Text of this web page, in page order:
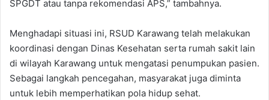
SPGDT atau tanpa rekomendasi APS,” tambahnya.
Menghadapi situasi ini, RSUD Karawang telah melakukan
koordinasi dengan Dinas Kesehatan serta rumah sakit lain
di wilayah Karawang untuk mengatasi penumpukan pasien.
Sebagai langkah pencegahan, masyarakat juga diminta
untuk lebih memperhatikan pola hidup sehat.